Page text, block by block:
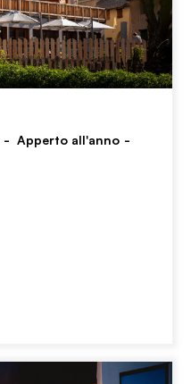
Apperto all'anno